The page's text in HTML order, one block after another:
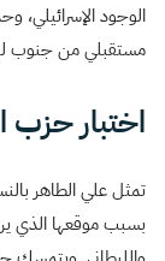
الوجود الإسرائيلي،
مستقبلي من جنوب
اختبار حزب
تمثل علي الطاهر
بسبب موقعها الذي